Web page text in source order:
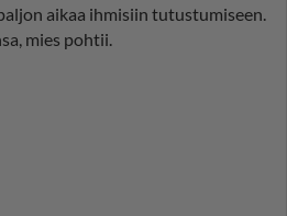
aikaa ihmisiin tutustumiseen.
mies pohtii.